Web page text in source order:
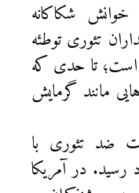
شکاکانه
تئوری توطئه
است؛ تا حدی که
مانند گرمایش
ضد تئوری با
در آمریکا